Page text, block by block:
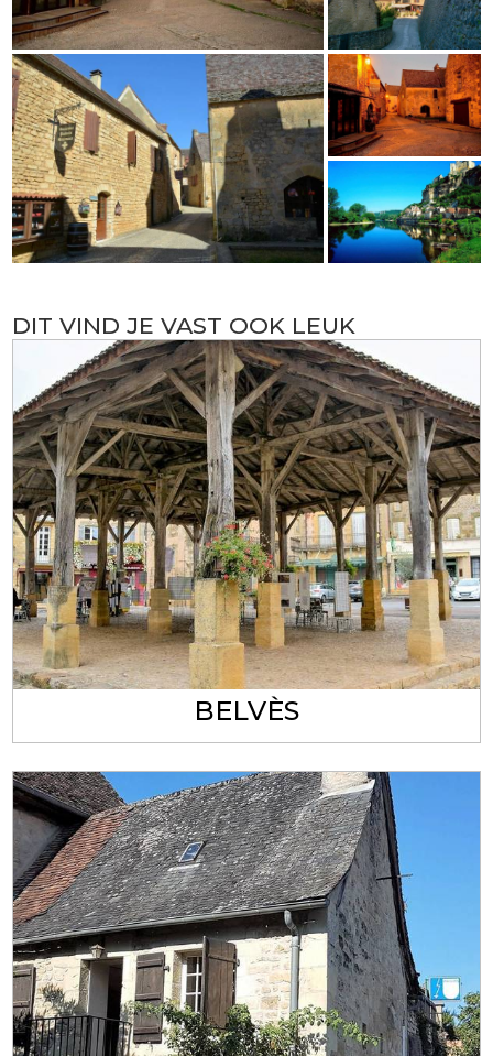
DIT VIND JE VAST OOK LEUK
BELVÈS